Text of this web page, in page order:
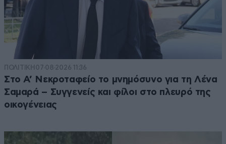
ΠΟΛΙΤΙΚΗ 07·08·2026 11:36
Στο Α’ Νεκροταφείο το μνημόσυνο για τη Λένα
Σαμαρά – Συγγενείς και φίλοι στο πλευρό της
οικογένειας